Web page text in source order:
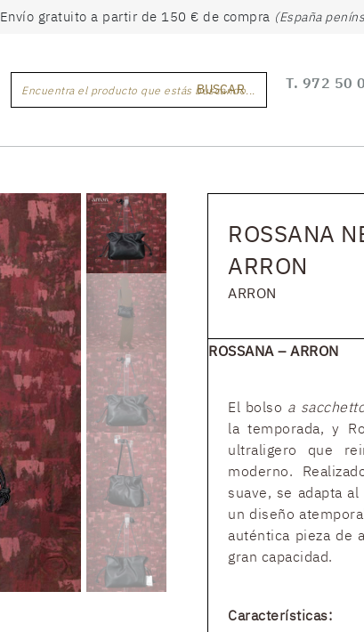
Envío gratuito a partir de 150 € de compra (España
Encuentra el producto que estás buscando...
BUSCAR T. 972 50
ROSSANA
ARRON
ARRON
ROSSANA – ARRON
El bolso a
la temporada, y
ultraligero que
moderno.
suave, se adapta
un diseño
auténtica pieza de
gran capacidad.
Características: